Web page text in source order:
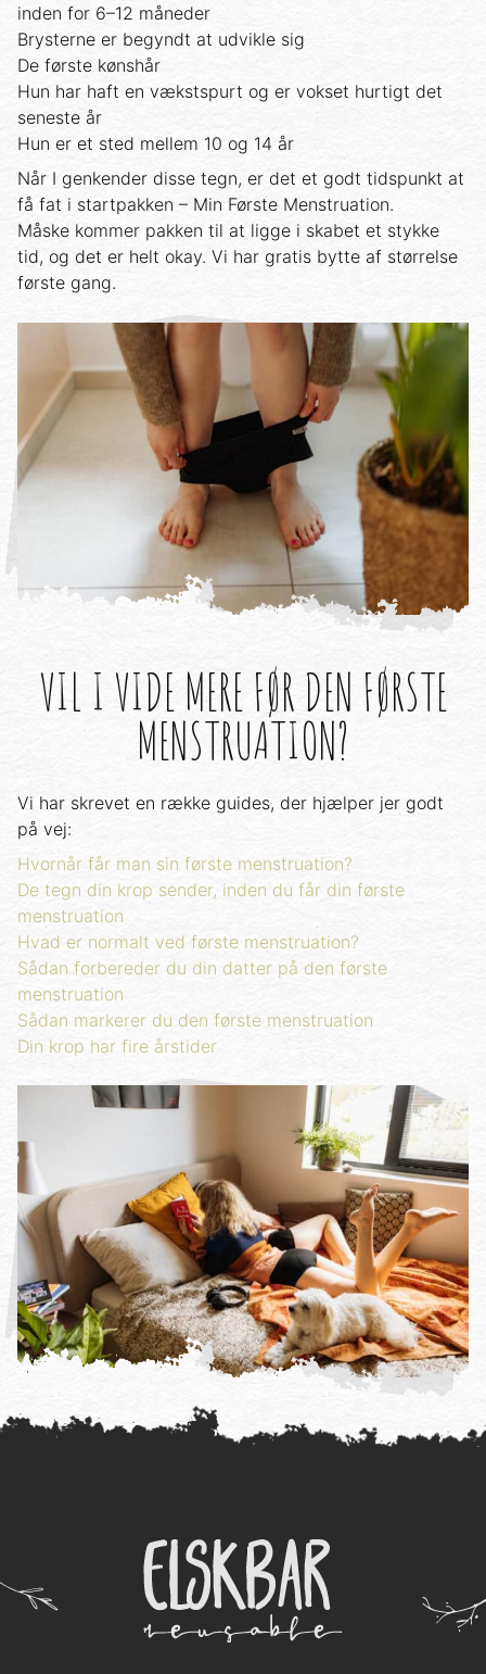
inden for 6–12 måneder
Brysterne er begyndt at udvikle sig
De første kønshår
Hun har haft en vækstspurt og er vokset hurtigt det
seneste år
Hun er et sted mellem 10 og 14 år
Når I genkender disse tegn, er det et godt tidspunkt at
få fat i startpakken – Min Første Menstruation.
Måske kommer pakken til at ligge i skabet et stykke
tid, og det er helt okay. Vi har gratis bytte af størrelse
første gang.
VIL I VIDE MERE FØR DEN FØRSTE
MENSTRUATION?
Vi har skrevet en række guides, der hjælper jer godt
på vej:
Hvornår får man sin første menstruation?
De tegn din krop sender, inden du får din første
menstruation
Hvad er normalt ved første menstruation?
Sådan forbereder du din datter på den første
menstruation
Sådan markerer du den første menstruation
Din krop har fire årstider